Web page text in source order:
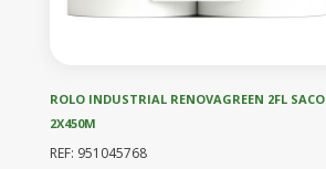
ROLO INDUSTRIAL RENOVAGREEN 2FL SACO
2X450M
REF: 951045768